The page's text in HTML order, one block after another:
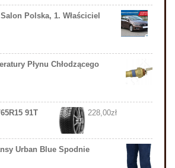
Polska, 1. Właściciel
Płynu Chłodzącego
91T 228,00zł
Urban Blue Spodnie